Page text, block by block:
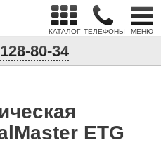
КАТАЛОГ ТЕЛЕФОНЫ МЕНЮ
80-34
ETG